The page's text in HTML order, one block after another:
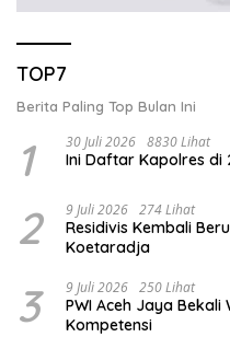
TOP7
Berita Paling Top Bulan Ini
1 30 Juli 2026 8830 Lihat
Ini Daftar Kapolres di
2 9 Juli 2026 274 Lihat
Residivis Kembali
Koetaradja
3 9 Juli 2026 250 Lihat
PWI Aceh Jaya
Kompetensi